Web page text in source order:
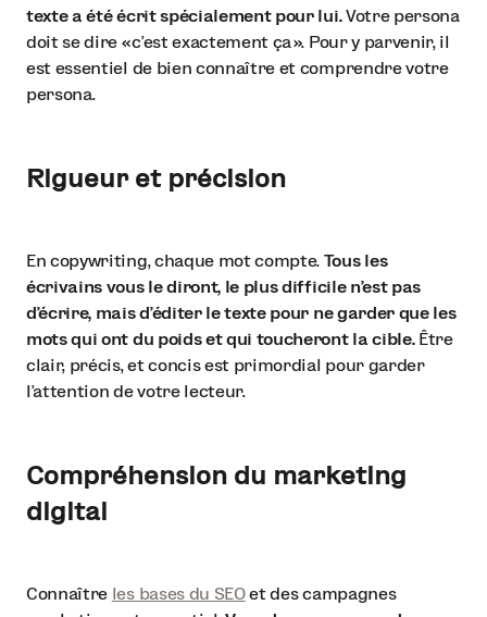
texte a été écrit spécialement pour lui.Votre persona
doit se dire « c’est exactement ça ». Pour y parvenir, il
est essentiel de bien connaître et comprendre votre
persona.
Rigueur et précision
En copywriting, chaque mot compte. Tous les
écrivains vous le diront, le plus difficile n’est pas
d’écrire, mais d’éditer le texte pour ne garder que les
mots qui ont du poids et qui toucheront la cible.Être
clair, précis, et concis est primordial pour garder
l’attention de votre lecteur.
Compréhension du marketing
digital
Connaître les bases du SEOet des campagnes